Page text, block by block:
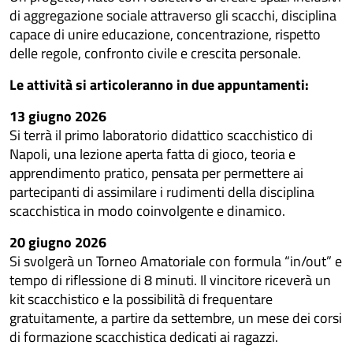
di aggregazione sociale attraverso gli scacchi, disciplina
capace di unire educazione, concentrazione, rispetto
delle regole, confronto civile e crescita personale.
Le attività si articoleranno in due appuntamenti:
13 giugno 2026
Si terrà il primo laboratorio didattico scacchistico di
Napoli, una lezione aperta fatta di gioco, teoria e
apprendimento pratico, pensata per permettere ai
partecipanti di assimilare i rudimenti della disciplina
scacchistica in modo coinvolgente e dinamico.
20 giugno 2026
Si svolgerà un Torneo Amatoriale con formula “in/out” e
tempo di riflessione di 8 minuti. Il vincitore riceverà un
kit scacchistico e la possibilità di frequentare
gratuitamente, a partire da settembre, un mese dei corsi
di formazione scacchistica dedicati ai ragazzi.